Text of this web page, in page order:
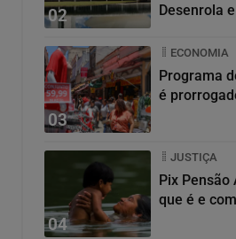
02
Desenrola
03
ECONOMIA
Programa
é
04
JUSTIÇA
Pix
que é e